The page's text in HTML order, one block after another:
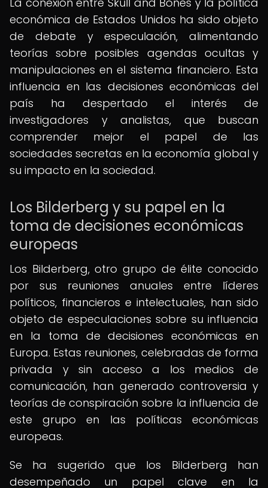
económica de Estados Unidos ha sido objeto
de debate y especulación, alimentando
teorías sobre posibles agendas ocultas y
manipulaciones en el sistema financiero. Esta
influencia en las decisiones económicas del
país ha despertado el interés de
investigadores y analistas, que buscan
comprender mejor el papel de las
sociedades secretas en la economía global y
su impacto en la sociedad.
Los Bilderberg y su papel en la
toma de decisiones económicas
europeas
Los Bilderberg, otro grupo de élite conocido
por sus reuniones anuales entre líderes
políticos, financieros e intelectuales, han sido
objeto de especulaciones sobre su influencia
en la toma de decisiones económicas en
Europa. Estas reuniones, celebradas de forma
privada y sin acceso a los medios de
comunicación, han generado controversia y
teorías de conspiración sobre la influencia de
este grupo en las políticas económicas
europeas.
Se ha sugerido que los Bilderberg han
desempeñado un papel clave en la